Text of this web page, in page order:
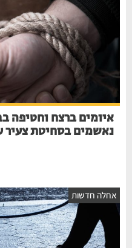
איומים ברצח וחטיפה
נאשמים בסחיטת צעיר על
חדשות